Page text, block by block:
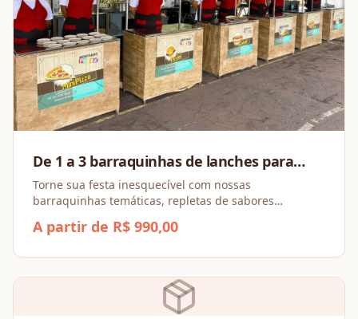
De 1 a 3 barraquinhas de lanches para
festa
Torne sua festa inesquecível com nossas
barraquinhas temáticas, repletas de sabores
A partir de R$ 990,00